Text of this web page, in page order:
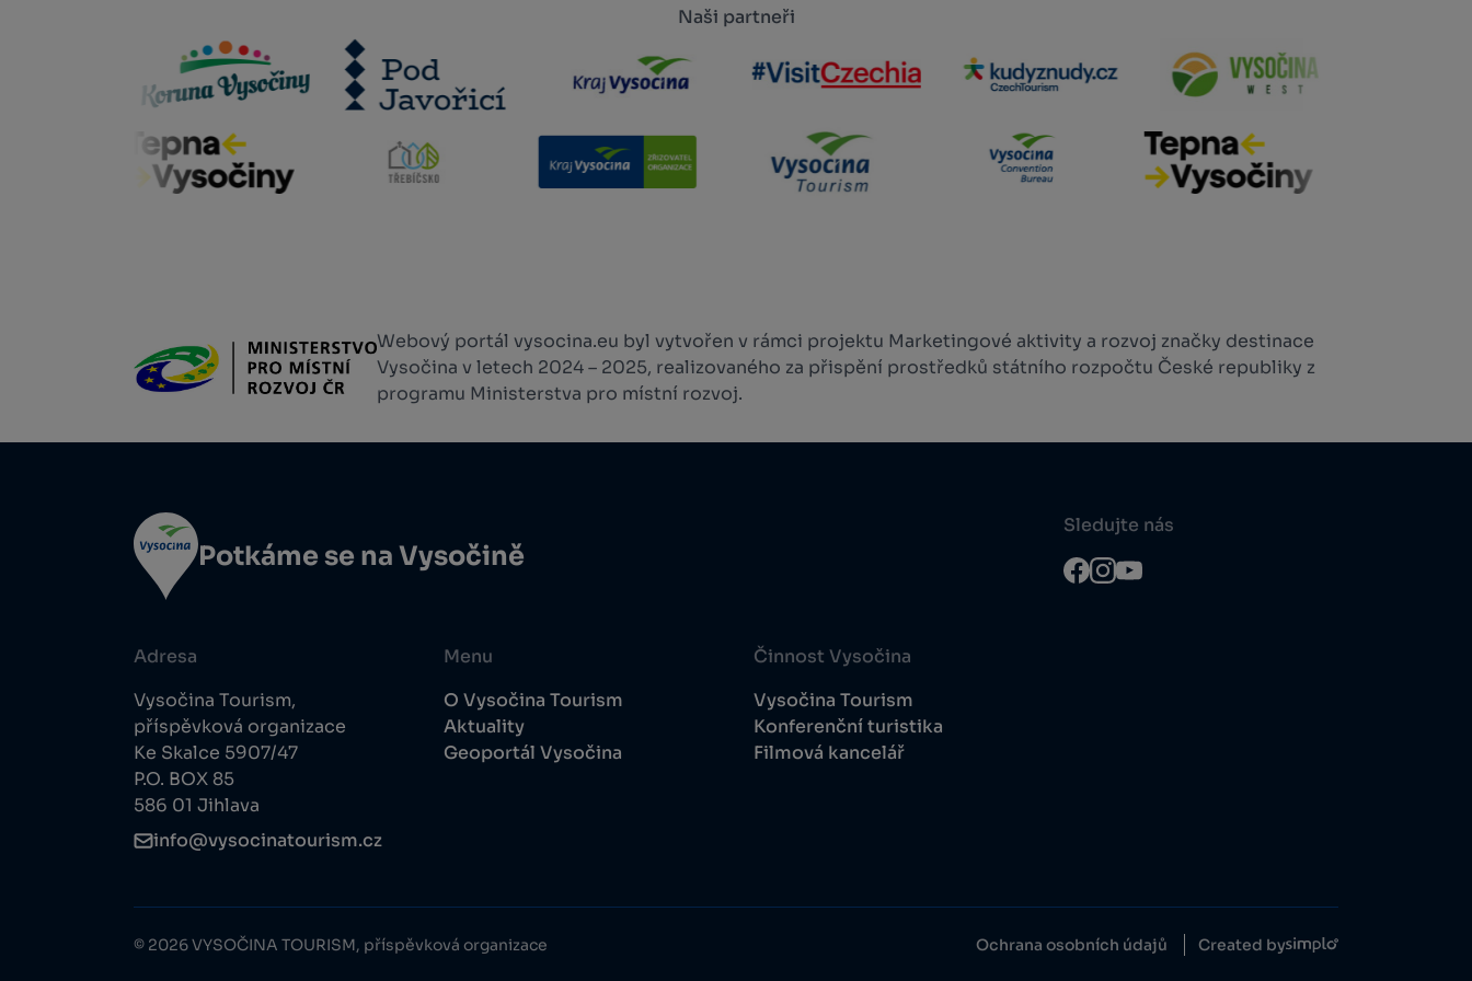
Naši partneři
Webový portál vysocina.eu byl vytvořen v rámci projektu Marketingové aktivity a rozvoj značky destinace
Vysočina v letech 2024 – 2025, realizovaného za přispění prostředků státního rozpočtu České republiky z
programu Ministerstva pro místní rozvoj.
Potkáme se na Vysočině
Adresa
Vysočina Tourism,
příspěvková organizace
Ke Skalce 5907/47
P.O. BOX 85
586 01 Jihlava
info@vysocinatourism.cz
Menu
O Vysočina Tourism
Aktuality
Geoportál Vysočina
Činnost Vysočina
Vysočina Tourism
Konferenční turistika
Filmová kancelář
Sledujte nás
© 2026 VYSOČINA TOURISM, příspěvková organizace Ochrana osobních údajů Created by